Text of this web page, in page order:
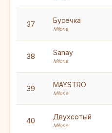
37 Бусечка
Milone
38 Sanay
Milone
39 MAYSTRO
Milone
40 Двухсотый
Milone